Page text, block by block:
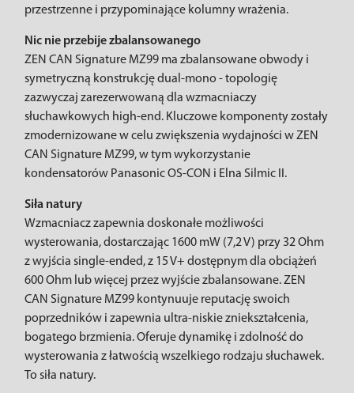
przestrzenne i przypominające kolumny wrażenia.
Nic nie przebije zbalansowanego
ZEN CAN Signature MZ99 ma zbalansowane obwody i
symetryczną konstrukcję dual-mono - topologię
zazwyczaj zarezerwowaną dla wzmacniaczy
słuchawkowych high-end. Kluczowe komponenty zostały
zmodernizowane w celu zwiększenia wydajności w ZEN
CAN Signature MZ99, w tym wykorzystanie
kondensatorów Panasonic OS-CON i Elna Silmic II.
Siła natury
Wzmacniacz zapewnia doskonałe możliwości
wysterowania, dostarczając 1600 mW (7,2 V) przy 32 Ohm
z wyjścia single-ended, z 15 V+ dostępnym dla obciążeń
600 Ohm lub więcej przez wyjście zbalansowane. ZEN
CAN Signature MZ99 kontynuuje reputację swoich
poprzedników i zapewnia ultra-niskie zniekształcenia,
bogatego brzmienia. Oferuje dynamikę i zdolność do
wysterowania z łatwością wszelkiego rodzaju słuchawek.
To siła natury.